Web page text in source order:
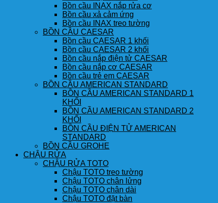
Bồn cầu INAX nắp rửa cơ
Bồn cầu xả cảm ứng
Bồn cầu INAX treo tường
BỒN CẦU CAESAR
Bồn cầu CAESAR 1 khối
Bồn cầu CAESAR 2 khối
Bồn cầu nắp điện tử CAESAR
Bồn cầu nắp cơ CAESAR
Bồn cầu trẻ em CAESAR
BỒN CẦU AMERICAN STANDARD
BỒN CẦU AMERICAN STANDARD 1
KHỐI
BỒN CẦU AMERICAN STANDARD 2
KHỐI
BỒN CẦU ĐIỆN TỬ AMERICAN
STANDARD
BỒN CẦU GROHE
CHẬU RỬA
CHẬU RỬA TOTO
Chậu TOTO treo tường
Chậu TOTO chân lửng
Chậu TOTO chân dài
Chậu TOTO đặt bàn